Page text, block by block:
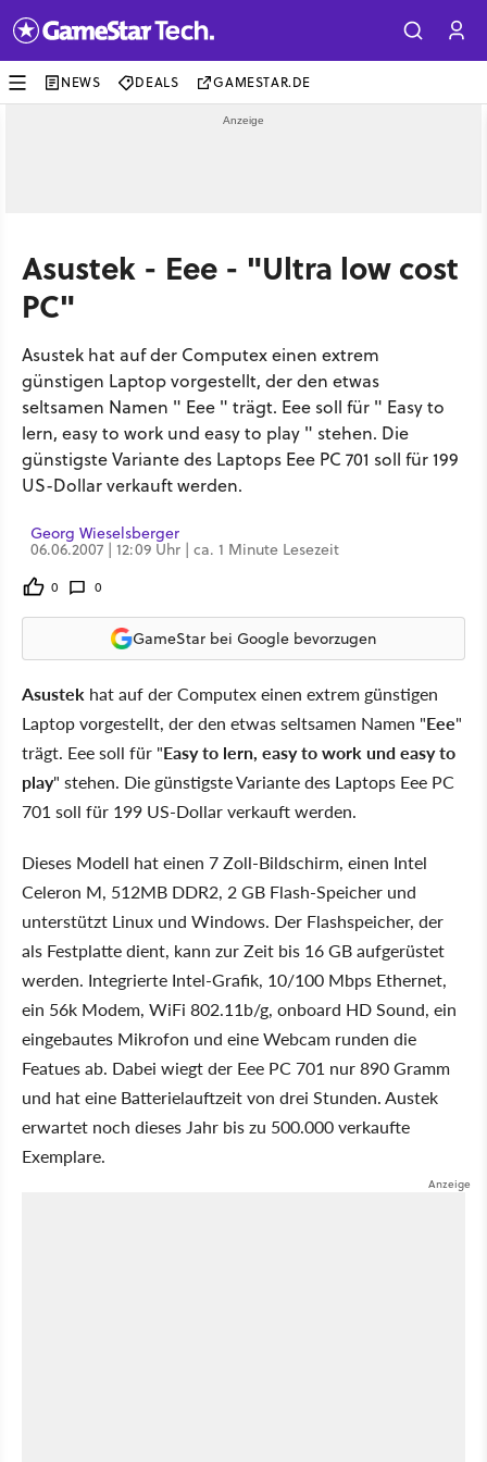
NEWS DEALS GAMESTAR.DE
Asustek - Eee - "Ultra low cost
PC"
Asustek hat auf der Computex einen extrem
günstigen Laptop vorgestellt, der den etwas
seltsamen Namen " Eee " trägt. Eee soll für " Easy to
lern, easy to work und easy to play " stehen. Die
günstigste Variante des Laptops Eee PC 701 soll für 199
US-Dollar verkauft werden.
Georg Wieselsberger
06.06.2007 | 12:09 Uhr | ca. 1 Minute Lesezeit
0 0
GameStar bei Google bevorzugen
Asustek hat auf der Computex einen extrem günstigen
Laptop vorgestellt, der den etwas seltsamen Namen "Eee"
trägt. Eee soll für "Easy to lern, easy to work und easy to
play" stehen. Die günstigste Variante des Laptops Eee PC
701 soll für 199 US-Dollar verkauft werden.
Dieses Modell hat einen 7 Zoll-Bildschirm, einen Intel
Celeron M, 512MB DDR2, 2 GB Flash-Speicher und
unterstützt Linux und Windows. Der Flashspeicher, der
als Festplatte dient, kann zur Zeit bis 16 GB aufgerüstet
werden. Integrierte Intel-Grafik, 10/100 Mbps Ethernet,
ein 56k Modem, WiFi 802.11b/g, onboard HD Sound, ein
eingebautes Mikrofon und eine Webcam runden die
Featues ab. Dabei wiegt der Eee PC 701 nur 890 Gramm
und hat eine Batterielauftzeit von drei Stunden. Austek
erwartet noch dieses Jahr bis zu 500.000 verkaufte
Exemplare.